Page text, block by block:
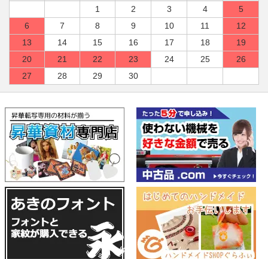
1 2 3 4
5
6
7 8 9 10 11
12
13
14 15 16 17 18
19
20
21 22 23 24 25
26
27
28 29 30